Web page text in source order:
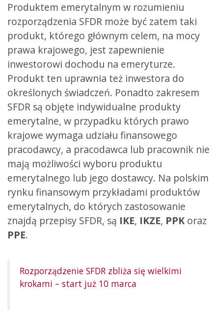
Produktem emerytalnym w rozumieniu
rozporządzenia SFDR może być zatem taki
produkt, którego głównym celem, na mocy
prawa krajowego, jest zapewnienie
inwestorowi dochodu na emeryturze.
Produkt ten uprawnia też inwestora do
określonych świadczeń. Ponadto zakresem
SFDR są objęte indywidualne produkty
emerytalne, w przypadku których prawo
krajowe wymaga udziału finansowego
pracodawcy, a pracodawca lub pracownik nie
mają możliwości wyboru produktu
emerytalnego lub jego dostawcy. Na polskim
rynku finansowym przykładami produktów
emerytalnych, do których zastosowanie
znajdą przepisy SFDR, są IKE, IKZE, PPK oraz
PPE.
Rozporządzenie SFDR zbliża się wielkimi
krokami – start już 10 marca